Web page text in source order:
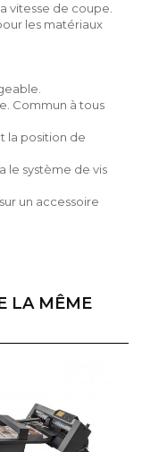
vitesse de coupe.
les matériaux
Commun à tous
la position de
le système de vis
un accessoire
LA MÊME